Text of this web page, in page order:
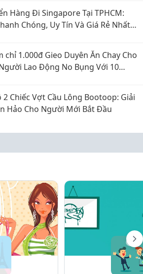
Hàng Đi Singapore Tại TPHCM:
Chóng, Uy Tín Và Giá Rẻ Nhất
chỉ 1.000đ Gieo Duyên Ăn Chay Cho
Lao Động No Bụng Với 10
2 Chiếc Vợt Cầu Lông Bootoop: Giải
Hảo Cho Người Mới Bắt Đầu